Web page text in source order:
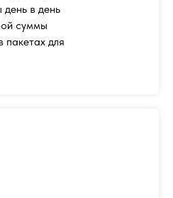
в день
суммы
для